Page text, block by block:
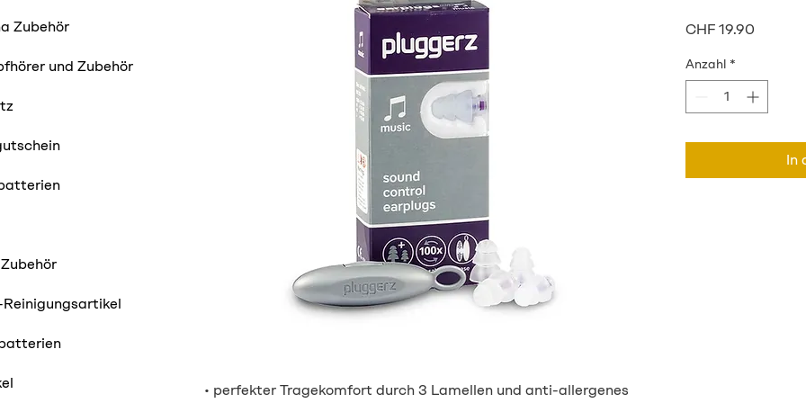
Zubehör
und Zubehör
• perfekter Tragekomfort durch 3 Lamellen und anti-allergenes
CHF 19.90
Anzahl *
In